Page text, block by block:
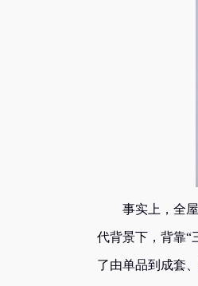
事实上，全屋
代背景下，背靠“
了由单品到成套